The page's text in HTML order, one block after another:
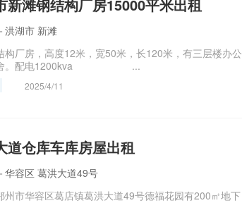
新滩钢结构厂房15000平米出租
洪湖市 新滩
构厂房，高度12米，宽50米，长120米，‌‌有三层楼办公
舍。配电1200kva ...
2025/4/11
道仓库车库房屋出租
华容区 葛洪大道49号
州市华容区葛店镇葛洪大道49号德福花园有2‌‌00㎡地下